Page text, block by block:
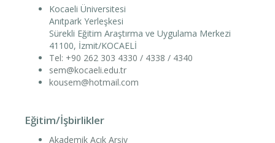
Kocaeli Üniversitesi
Anıtpark Yerleşkesi
Sürekli Eğitim Araştırma ve Uygulama Merkezi
41100, İzmit/KOCAELİ
Tel: +90 262 303 4330 / 4338 / 4340
sem@kocaeli.edu.tr
kousem@hotmail.com
Eğitim/İşbirlikler
Akademik Açık Arşiv